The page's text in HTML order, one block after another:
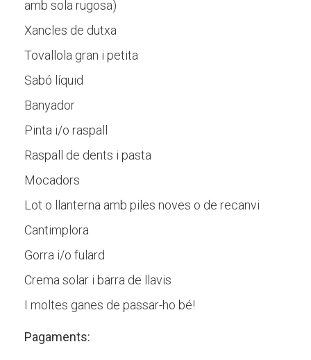
amb sola rugosa)
Xancles de dutxa
Tovallola gran i petita
Sabó líquid
Banyador
Pinta i/o raspall
Raspall de dents i pasta
Mocadors
Lot o llanterna amb piles noves o de recanvi
Cantimplora
Gorra i/o fulard
Crema solar i barra de llavis
I moltes ganes de passar-ho bé!
Pagaments: